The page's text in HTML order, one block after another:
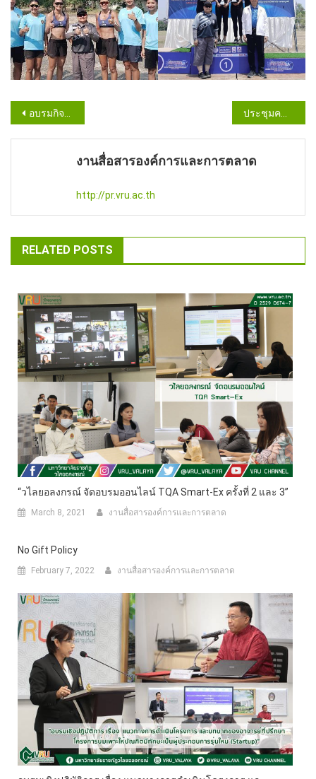
Post
navigation
อบรมกิจกรรมการเป็นพี่เลี้ยงสอนงาน ประชุมคณะกรรมการเตรียมรับการประเมิน ITA-69
งานสื่อสารองค์การและการตลาด
http://pr.vru.ac.th
RELATED POSTS
“วไลยอลงกรณ์ จัดอบรมออนไลน์ TQA Smart-Ex ครั้งที่ 2 และ 3”
March 8, 2021 งานสื่อสารองค์การและการตลาด
No Gift Policy
February 7, 2022 งานสื่อสารองค์การและการตลาด